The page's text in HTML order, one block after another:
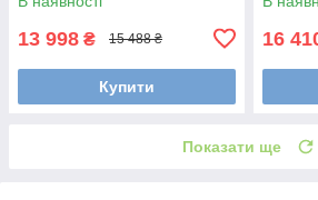
13 998 ₴ 15 488 ₴
Купити
16
Показати ще